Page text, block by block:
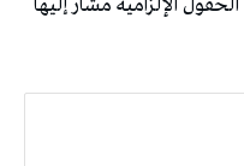
الحقول الإلزامية مشار إليها